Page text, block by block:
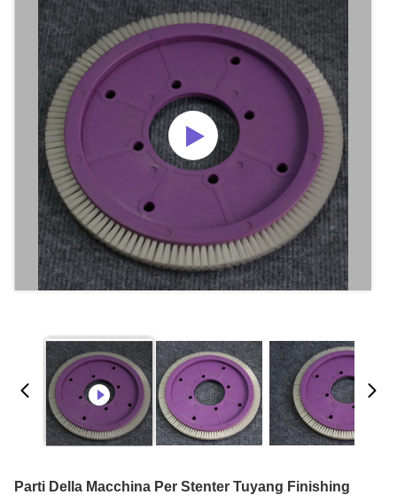
Parti Della Macchina Per Stenter Tuyang Finishing